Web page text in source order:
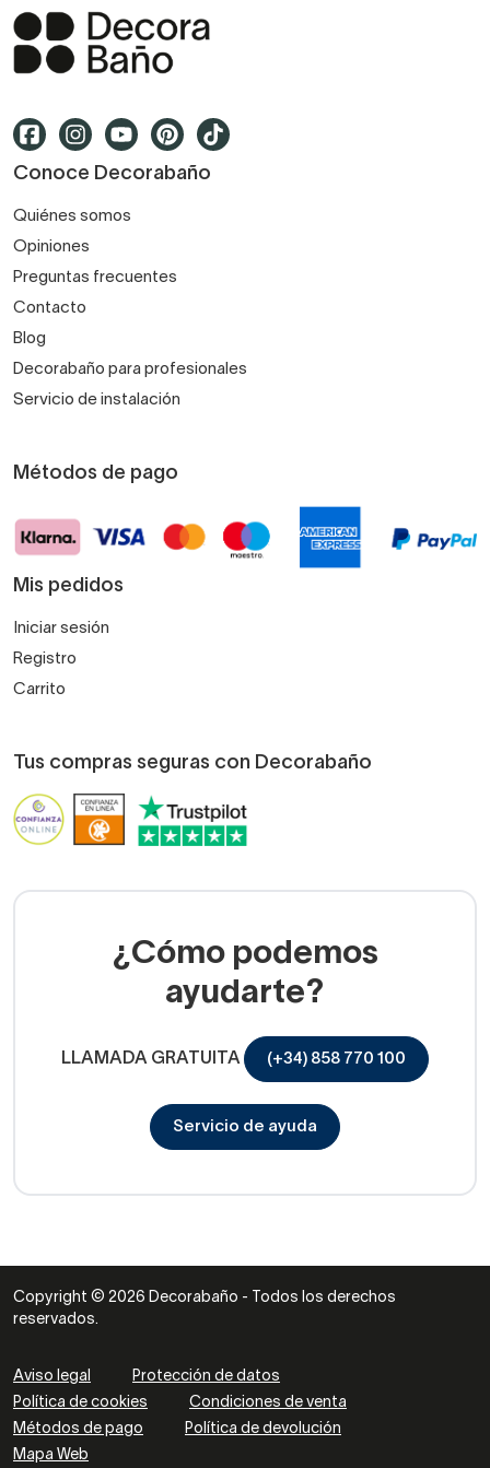
Conoce Decorabaño
Quiénes somos
Opiniones
Preguntas frecuentes
Contacto
Blog
Decorabaño para profesionales
Servicio de instalación
Métodos de pago
Mis pedidos
Iniciar sesión
Registro
Carrito
Tus compras seguras con Decorabaño
¿Cómo podemos
ayudarte?
LLAMADA GRATUITA (+34) 858 770 100
Servicio de ayuda
Copyright © 2026 Decorabaño - Todos los derechos
reservados.
Aviso legal
Protección de datos
Política de cookies
Condiciones de venta
Métodos de pago
Política de devolución
Mapa Web